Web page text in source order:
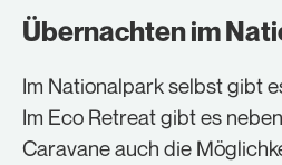
Übernachten im
Im Nationalpark selbst gibt
Im Eco Retreat gibt es
Caravane auch die